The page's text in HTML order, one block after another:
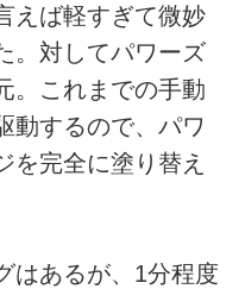
えば軽すぎて微妙
。対してパワーズ
。これまでの手動
動するので、パワ
を完全に塗り替え
はあるが、1分程度